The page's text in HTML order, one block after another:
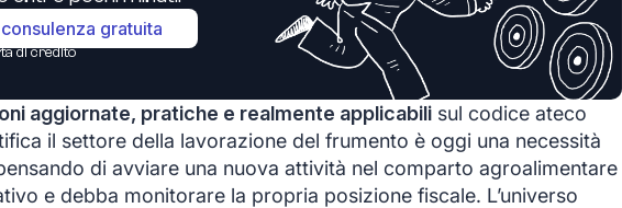
gratuita
di credito
aggiornate, pratiche e realmente applicabili sul codice ateco
il settore della lavorazione del frumento è oggi una necessità
di avviare una nuova attività nel comparto agroalimentare
e debba monitorare la propria posizione fiscale. L’universo